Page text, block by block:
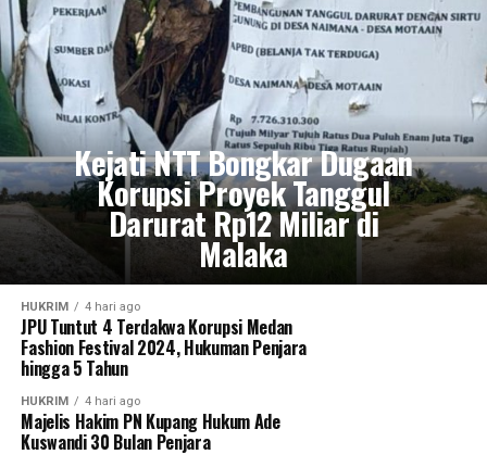
Kejati NTT Bongkar Dugaan
Korupsi Proyek Tanggul
Darurat Rp12 Miliar di
Malaka
HUKRIM 4 hari ago
JPU Tuntut 4 Terdakwa Korupsi Medan
Fashion Festival 2024, Hukuman Penjara
hingga 5 Tahun
HUKRIM 4 hari ago
Majelis Hakim PN Kupang Hukum Ade
Kuswandi 30 Bulan Penjara